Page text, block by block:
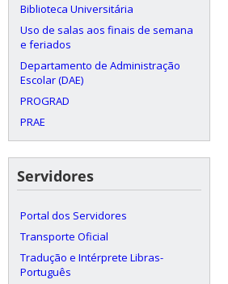
Biblioteca Universitária
Uso de salas aos finais de semana
e feriados
Departamento de Administração
Escolar (DAE)
PROGRAD
PRAE
Servidores
Portal dos Servidores
Transporte Oficial
Tradução e Intérprete Libras-
Português